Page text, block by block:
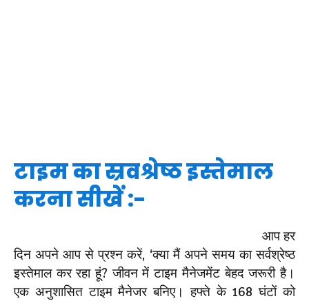
टाइम का स्रवश्रेष्ठ इस्तेमाल
करना सीखें :-
आप हर
दिन अपने आप से प्रश्न करें, ‘क्या मैं अपने समय का सर्वश्रेष्ठ
इस्तेमाल कर रहा हूं? जीवन में टाइम मैनेजमेंट बेहद जरूरी है।
एक अनुशासित टाइम मैनेजर बनिए। हफ्ते के 168 घंटों को